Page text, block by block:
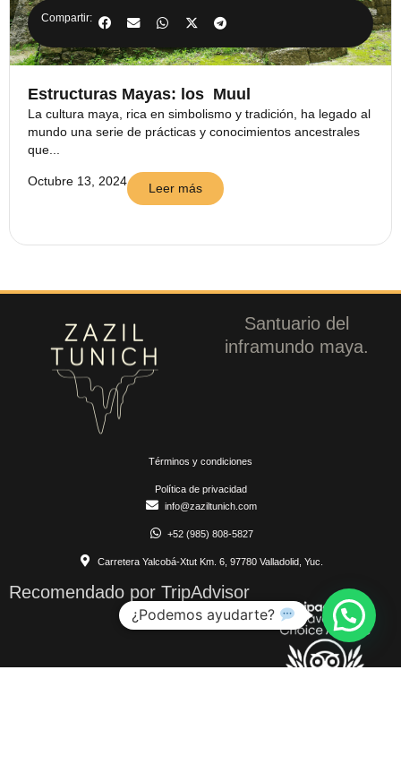
Compartir:
Estructuras Mayas: los Muul
La cultura maya, rica en simbolismo y tradición, ha legado al
mundo una serie de prácticas y conocimientos ancestrales
que...
Octubre 13, 2024 Leer más
Santuario del
inframundo maya.
info@zaziltunich.com
+52 (985) 808-5827
Carretera Yalcobá-Xtut Km. 6, 97780 Valladolid, Yuc.
Términos y condiciones
Política de privacidad
Recomendado por TripAdvisor